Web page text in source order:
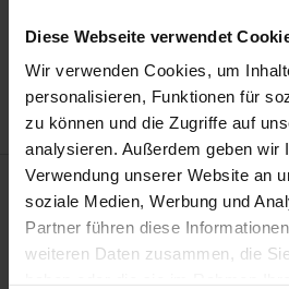
Diese Webseite verwendet
Wir verwenden Cookies, um
personalisieren, Funktionen für
zu können und die Zugriffe auf
analysieren. Außerdem geben wir
Verwendung unserer Website an
soziale Medien, Werbung und
Partner führen diese
weiteren Daten zusammen, die
Zur Wunschliste
Hinweise zu Versandkosten
Beschreibung
Das Instrumentarium der